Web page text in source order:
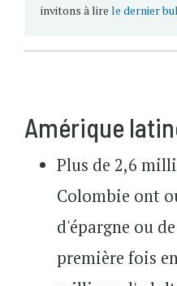
invitons à lire le dernier
Amérique
Plus de 2,6
Colombie ont
d'épargne ou
première fois